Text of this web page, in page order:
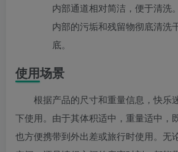
内部通道相对简洁，便于清洗
内部的污垢和残留物彻底清洗
底。
使用场景
根据产品的尺寸和重量信息，快乐
下使用。由于其体积适中，重量适中，
也方便携带到外出差或旅行时使用。无